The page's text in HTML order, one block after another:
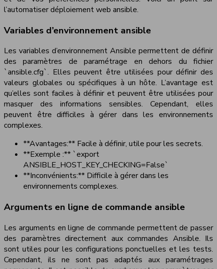
l’automatiser déploiement web ansible.
Variables d’environnement ansible
Les variables d’environnement Ansible permettent de définir
des paramètres de paramétrage en dehors du fichier
`ansible.cfg`. Elles peuvent être utilisées pour définir des
valeurs globales ou spécifiques à un hôte. L’avantage est
qu’elles sont faciles à définir et peuvent être utilisées pour
masquer des informations sensibles. Cependant, elles
peuvent être difficiles à gérer dans les environnements
complexes.
**Avantages:** Facile à définir, utile pour les secrets.
**Exemple :** `export
ANSIBLE_HOST_KEY_CHECKING=False`
**Inconvénients:** Difficile à gérer dans les
environnements complexes.
Arguments en ligne de commande ansible
Les arguments en ligne de commande permettent de passer
des paramètres directement aux commandes Ansible. Ils
sont utiles pour les configurations ponctuelles et les tests.
Cependant, ils ne sont pas adaptés aux paramétrages